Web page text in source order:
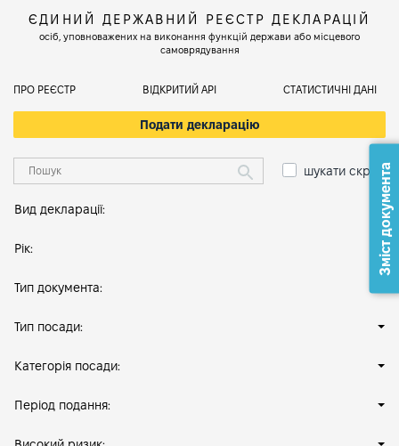
ЄДИНИЙ ДЕРЖАВНИЙ РЕЄСТР ДЕКЛАРАЦІЙ
осіб, уповноважених на виконання функцій держави або місцевого
самоврядування
ПРО РЕЄСТР ВІДКРИТИЙ АРІ СТАТИСТИЧНІ ДАНІ
Подати декларацію
шукати скрізь
Вид декларації:
Рік:
Тип документа:
Тип посади:
Категорія посади:
Період подання:
Зміст документа